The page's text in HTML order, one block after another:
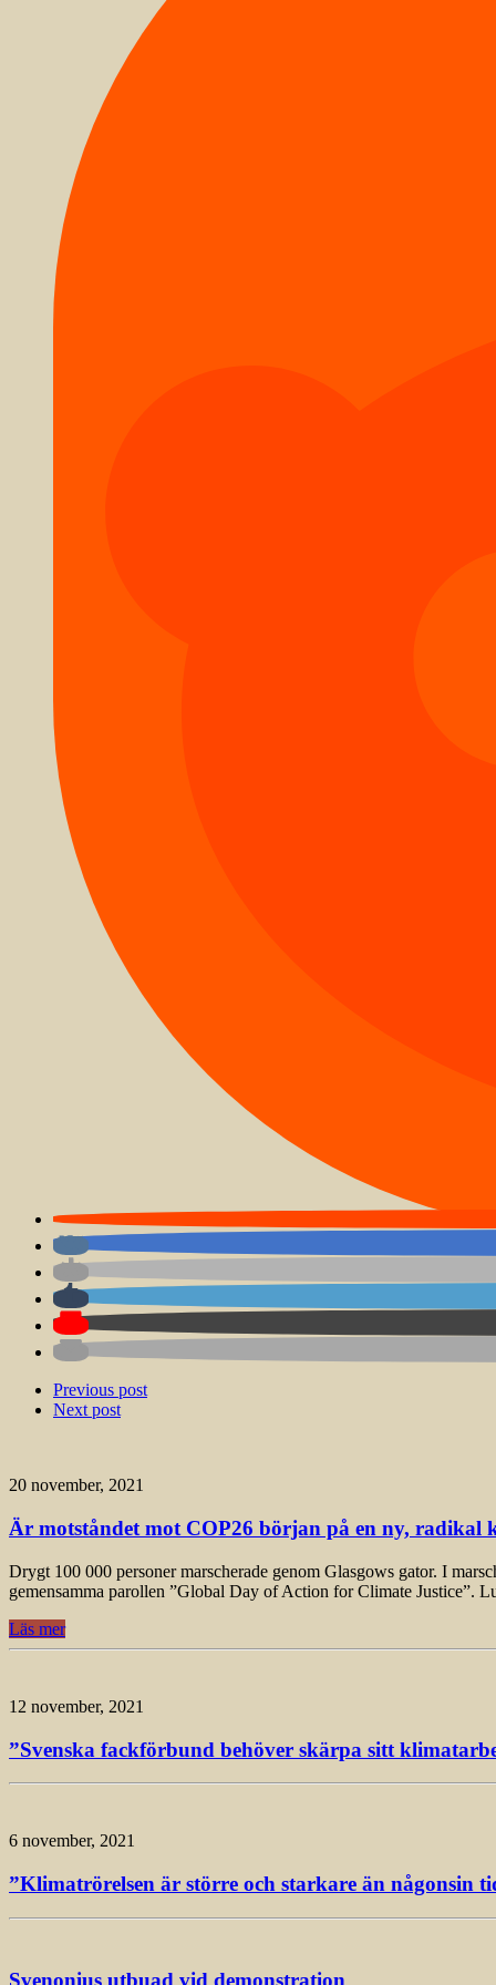
Previous post
Next post
20 november, 2021
Är motståndet mot COP26 början på en ny, radikal
Drygt 100 000 personer marscherade genom Glasgows gator. I
gemensamma parollen ”Global Day of Action for Climate Justice”.
Läs mer
12 november, 2021
”Svenska fackförbund behöver skärpa sitt
6 november, 2021
”Klimatrörelsen är större och starkare än någonsin